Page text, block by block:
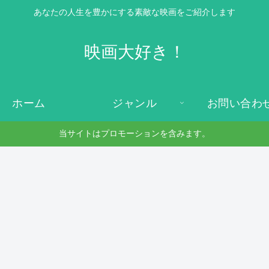
あなたの人生を豊かにする素敵な映画をご紹介します
映画大好き！
ホーム ジャンル お問い合わ
当サイトはプロモーションを含みます。